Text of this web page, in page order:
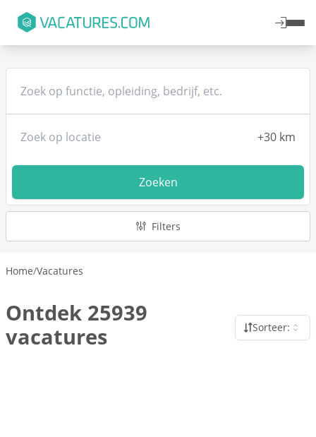
Zoeken
Filters
Home/Vacatures
Ontdek 25939
vacatures
Sorteer: